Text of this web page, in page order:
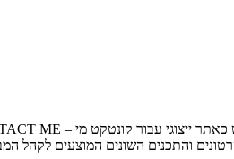
קונטקט מי – CONTACT ME
והתכנים השונים המוצעים